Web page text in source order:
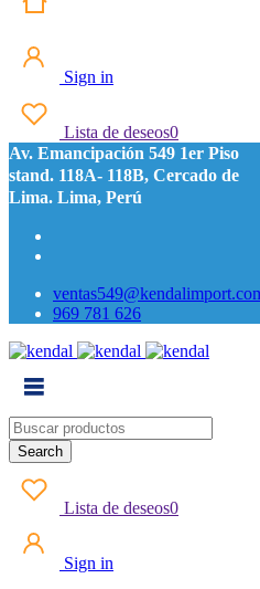
Sign in
Lista de deseos0
Av. Emancipación 549 1er Piso
stand. 118A- 118B, Cercado de
Lima. Lima, Perú
969 781 626
Lista de deseos0
Sign in